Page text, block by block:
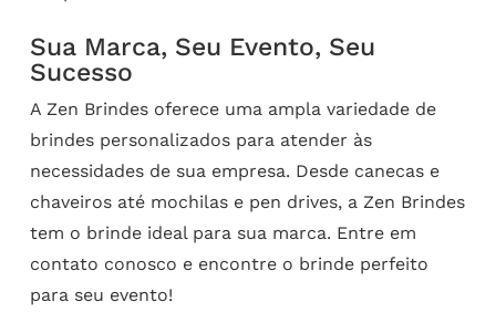
Sua Marca, Seu Evento, Seu
Sucesso
A Zen Brindes oferece uma ampla variedade de
brindes personalizados para atender às
necessidades de sua empresa. Desde canecas e
chaveiros até mochilas e pen drives, a Zen Brindes
tem o brinde ideal para sua marca. Entre em
contato conosco e encontre o brinde perfeito
para seu evento!